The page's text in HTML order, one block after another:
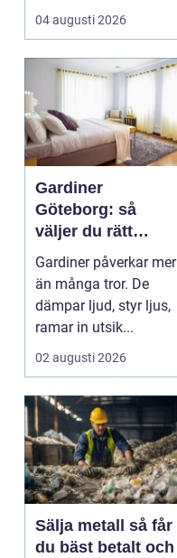
med hj&...
04 augusti 2026
Gardiner
Göteborg: så
väljer du rätt
gardiner för hem
och offentlig miljö
Gardiner påverkar mer
än många tror. De
dämpar ljud, styr ljus,
ramar in utsik...
02 augusti 2026
Sälja metall så får
du bäst betalt och